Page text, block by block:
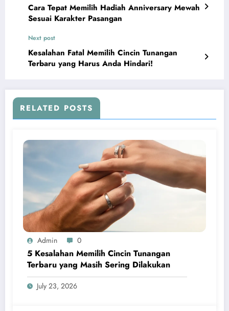
Cara Tepat Memilih Hadiah Anniversary Mewah
Sesuai Karakter Pasangan
Next post
Kesalahan Fatal Memilih Cincin Tunangan
Terbaru yang Harus Anda Hindari!
RELATED POSTS
Admin 0
5 Kesalahan Memilih Cincin Tunangan
Terbaru yang Masih Sering Dilakukan
July 23, 2026